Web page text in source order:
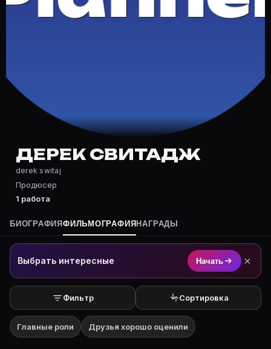
Частые вопросы о Дерек Свитадж
Полный список — на Movie Planner: https://movie-
Кто такой(ая) Дерек Свитадж?
Дерек Свитадж — Продюсер. Биография и роли на
Где открыть фильмографию Дерек Свитадж?
На Movie Planner: https://movie-planner.ru/s/
ДЕРЕК СВИТАДЖ
derek switaj
Продюсер
1 работа
БИОГРАФИЯФИЛЬМОГРАФИЯ НАГРАДЫ
Выбрать интересные Начать ×
Фильтр Сортировка
Главные роли Друзья хорошо оценили